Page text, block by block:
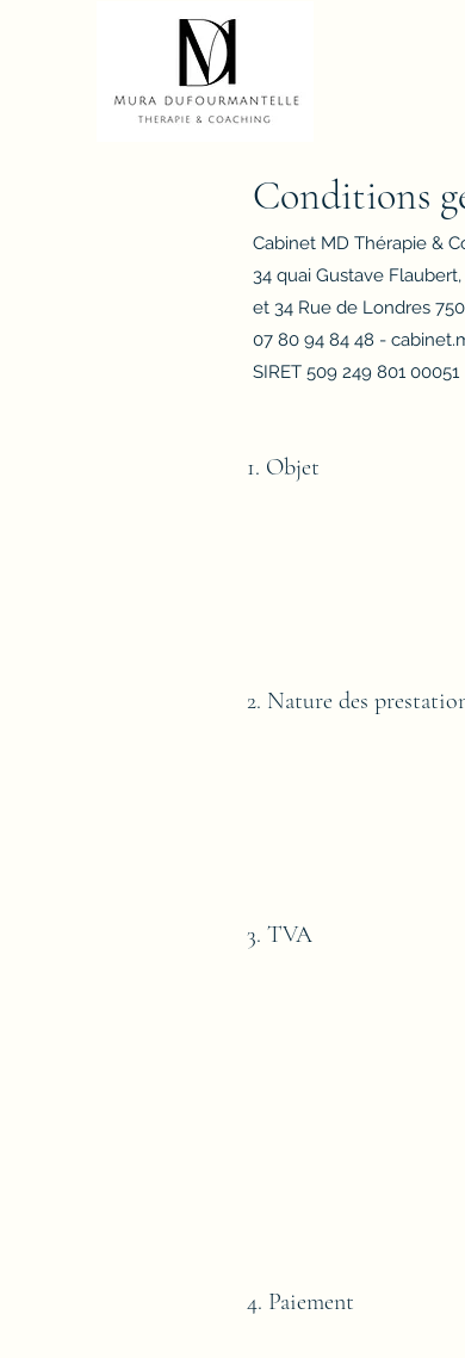
Conditions
Cabinet MD Thérapie &
34 quai Gustave
et 34 Rue de Londres
07 80 94 84 48 -
SIRET 509 249 801 00051
1. Objet
2. Nature des
3. TVA
4. Paiement